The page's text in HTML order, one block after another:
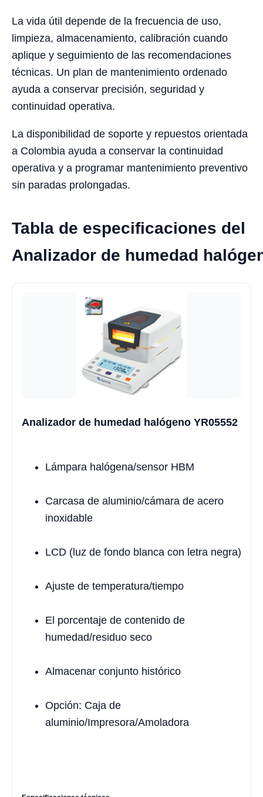
La vida útil depende de la frecuencia de uso,
limpieza, almacenamiento, calibración cuando
aplique y seguimiento de las recomendaciones
técnicas. Un plan de mantenimiento ordenado
ayuda a conservar precisión, seguridad y
continuidad operativa.
La disponibilidad de soporte y repuestos orientada
a Colombia ayuda a conservar la continuidad
operativa y a programar mantenimiento preventivo
sin paradas prolongadas.
Tabla de especificaciones del
Analizador de humedad
Analizador de humedad halógeno YR05552
Lámpara halógena/sensor HBM
Carcasa de aluminio/cámara de acero
inoxidable
LCD (luz de fondo blanca con letra negra)
Ajuste de temperatura/tiempo
El porcentaje de contenido de
humedad/residuo seco
Almacenar conjunto histórico
Opción: Caja de
aluminio/Impresora/Amoladora